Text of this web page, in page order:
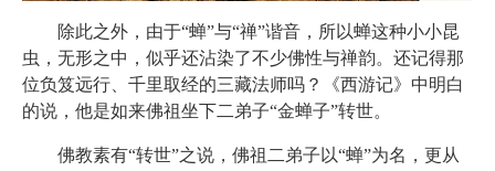
除此之外，由于“蝉”与“禅”谐音，所以蝉这种小小昆
虫，无形之中，似乎还沾染了不少佛性与禅韵。还记得那
位负笈远行、千里取经的三藏法师吗？《西游记》中明白
的说，他是如来佛祖坐下二弟子“金蝉子”转世。
佛教素有“转世”之说，佛祖二弟子以“蝉”为名，更从